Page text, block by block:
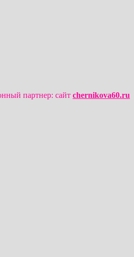
партнер: сайт chernikova60.ru